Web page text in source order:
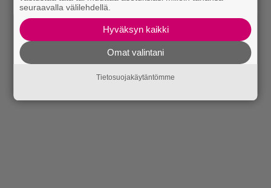
seuraavalla välilehdellä.
Hyväksyn kaikki
Omat valintani
Tietosuojakäytäntömme